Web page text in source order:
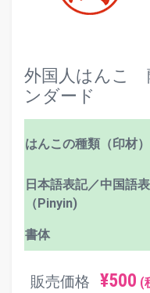
外国人はんこ
ンダード
はんこの種類（印材）
日本語表記／中国語
（Pinyin)
書体
販売価格 ¥500 (